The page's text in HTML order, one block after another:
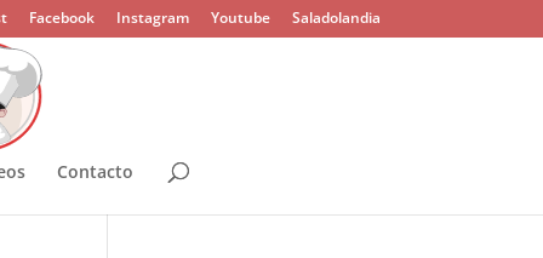
Facebook Instagram Youtube Saladolandia
Contacto